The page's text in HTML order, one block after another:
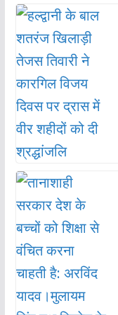
o
o
k
A
p
p